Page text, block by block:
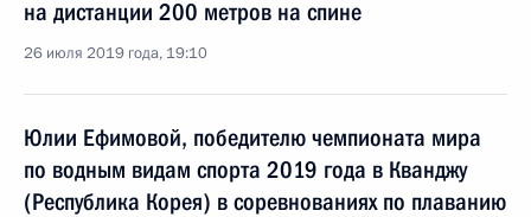
на дистанции 200 метров на спине
26 июля 2019 года, 19:10
Юлии Ефимовой, победителю чемпионата мира
по водным видам спорта 2019 года в Кванджу
(Республика Корея) в соревнованиях по плаванию